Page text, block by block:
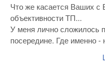
Что же касается Ваших с
объективности ТП...
У меня лично сложилось
посередине. Где именно -